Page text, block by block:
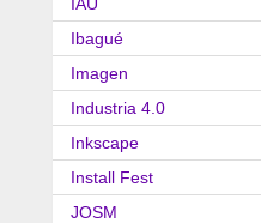
Ibagué
Imagen
Industria 4.0
Inkscape
Install Fest
JOSM